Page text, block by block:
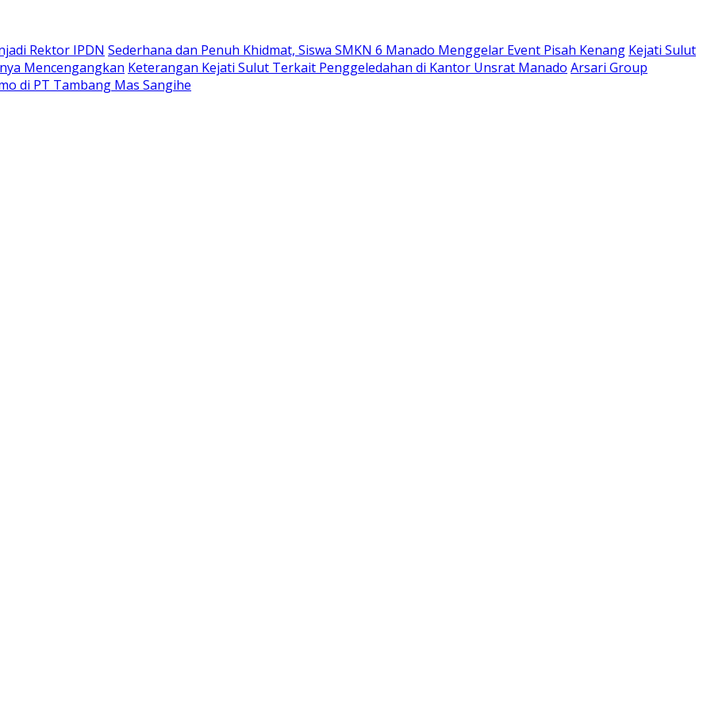
Rektor IPDN Sederhana dan Penuh Khidmat, Siswa SMKN 6 Manado Menggelar Event Pisah Kenang Kejati Sulut
Mencengangkan Keterangan Kejati Sulut Terkait Penggeledahan di Kantor Unsrat Manado Arsari Group
di PT Tambang Mas Sangihe